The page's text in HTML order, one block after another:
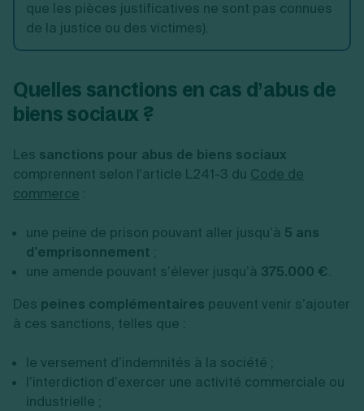
que les pièces justificatives ne sont pas connues
de la justice ou des victimes).
Quelles sanctions en cas d’abus de
biens sociaux ?
Les sanctions pour abus de biens sociaux
comprennent selon l'article L241-3 du Code de
commerce :
une peine de prison pouvant aller jusqu’à 5 ans
d’emprisonnement ;
une amende pouvant s’élever jusqu’à 375.000 €.
Des peines complémentaires peuvent venir s’ajouter
à ces sanctions, telles que :
le versement d’indemnités à la société ;
l’interdiction d’exercer une activité commerciale ou
industrielle ;